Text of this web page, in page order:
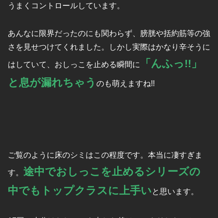
うまくコントロールしています。
あんなに限界だったのにも関わらず、膀胱や括約筋等の強
さを見せつけてくれました。しかし実際はかなり辛そうに
はしていて、おしっこを止める瞬間に
「んふっ!!」
と息が漏れちゃう のも萌えますね!!
ご覧のように床のシミはこの程度です。本当に凄すぎま
す。 途中でおしっこを止めるシリーズの
中でもトップクラスに上手いと思います。